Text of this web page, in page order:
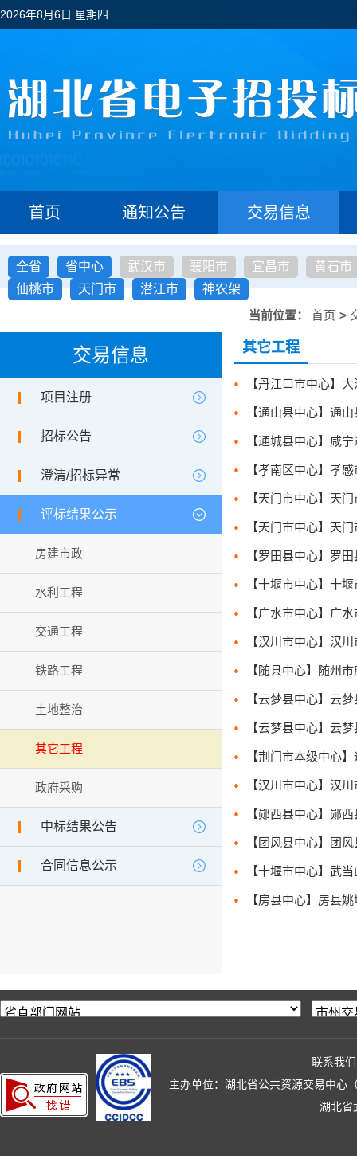
2026年8月6日 星期四
首页 通知公告 交易信息
全省 省中心 武汉市 襄阳市 宜昌市
黄石市
仙桃市
天门市 潜江市
神农架
当前位置： 首页 >
交易信息
项目注册
招标公告
澄清/招标异常
评标结果公示
房建市政
水利工程
交通工程
铁路工程
土地整治
其它工程
政府采购
中标结果公告
合同信息公示
其它工程
【房县中心】房县
联系我们
主办单位：湖北省公共资源交易中心
湖北省